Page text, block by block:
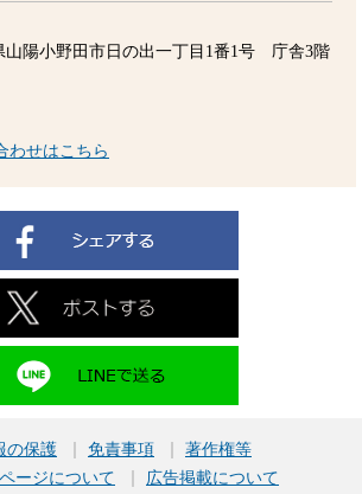
山陽小野田市日の出一丁目1番1号 庁舎3階
わせはこちら
の保護 免責事項
著作権等
ージについて
広告掲載について